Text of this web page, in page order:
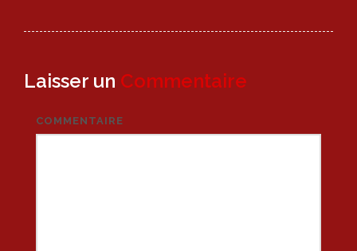
Laisser un Commentaire
COMMENTAIRE